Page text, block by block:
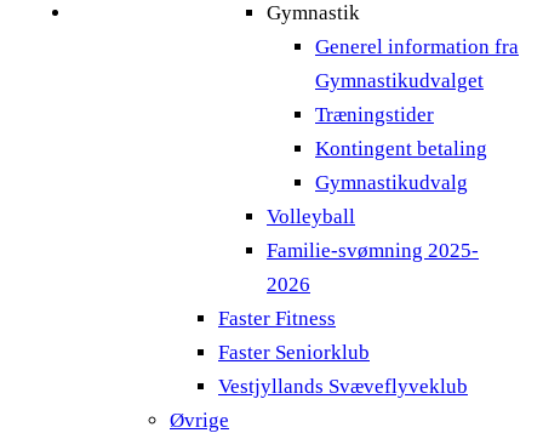
Gymnastik
Generel information fra
Gymnastikudvalget
Træningstider
Kontingent betaling
Gymnastikudvalg
Volleyball
Familie-svømning 2025-
2026
Faster Fitness
Faster Seniorklub
Vestjyllands Svæveflyveklub
Øvrige